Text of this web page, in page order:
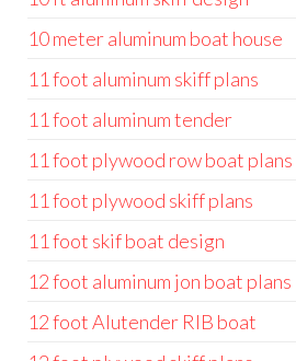
10 meter aluminum boat house
11 foot aluminum skiff plans
11 foot aluminum tender
11 foot plywood row boat plans
11 foot plywood skiff plans
11 foot skif boat design
12 foot aluminum jon boat plans
12 foot Alutender RIB boat